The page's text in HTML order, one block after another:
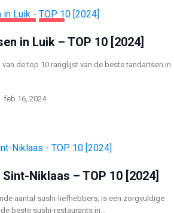
in Luik – TOP 10 [2024]
de top 10 ranglijst van de beste tandartsen in
feb 16, 2024
Niklaas – TOP 10 [2024]
aantal sushi-liefhebbers, is een zorgvuldige
beste sushi-restaurants in…